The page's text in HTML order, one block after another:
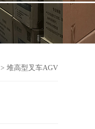
> 堆高型叉车AGV